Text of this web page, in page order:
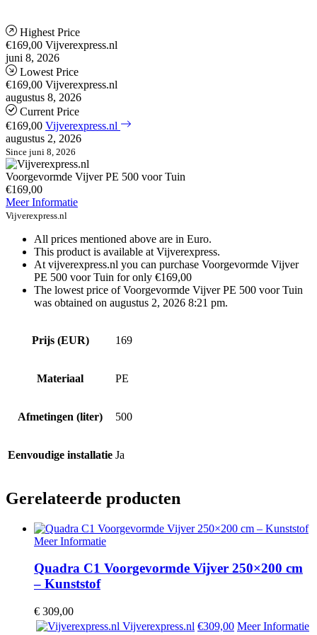
Highest Price
€169,00 Vijverexpress.nl
juni 8, 2026
Lowest Price
€169,00 Vijverexpress.nl
augustus 8, 2026
Current Price
€169,00 Vijverexpress.nl
augustus 2, 2026
Since juni 8, 2026
Voorgevormde Vijver PE 500 voor Tuin
€169,00
Meer Informatie
Vijverexpress.nl
All prices mentioned above are in Euro.
This product is available at Vijverexpress.
At vijverexpress.nl you can purchase Voorgevormde Vijver
PE 500 voor Tuin for only €169,00
The lowest price of Voorgevormde Vijver PE 500 voor Tuin
was obtained on augustus 2, 2026 8:21 pm.
Prijs (EUR) 169
Materiaal PE
Afmetingen (liter) 500
Eenvoudige installatie Ja
Gerelateerde producten
Meer Informatie
Quadra C1 Voorgevormde Vijver 250×200 cm
– Kunststof
€ 309,00
Vijverexpress.nl €309,00 Meer Informatie